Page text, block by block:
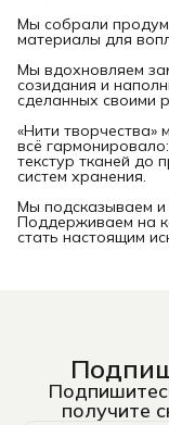
Мы собрали
материалы для
Мы вдохновляем
созидания и
сделанных своими
«Нити творчества»
всё
текстур тканей до
систем хранения.
Мы подсказываем и
Поддерживаем на
стать настоящим
получите